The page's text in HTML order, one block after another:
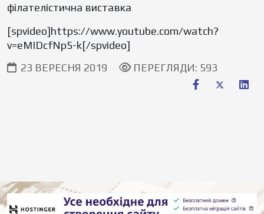
філателістична виставка
[spvideo]https://www.youtube.com/watch?
v=eMIDcfNp5-k[/spvideo]
23 ВЕРЕСНЯ 2019
ПЕРЕГЛЯДИ: 593